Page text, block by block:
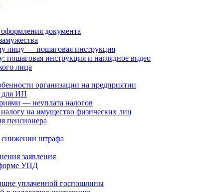
документа
лицу — пошаговая инструкция
пошаговая инструкция и наглядное видео
лица
организации на предприятии
для ИП
— неуплата налогов
на имущество физических лиц
пенсионера
снижении штрафа
заявления
форме УПД
уплаченной госпошлины